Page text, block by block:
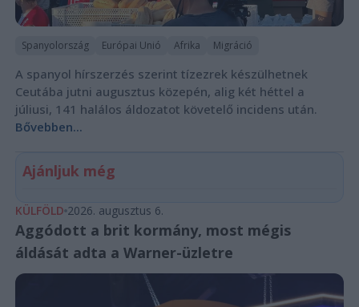
Spanyolország Európai Unió Afrika Migráció
A spanyol hírszerzés szerint tízezrek készülhetnek
Ceutába jutni augusztus közepén, alig két héttel a
júliusi, 141 halálos áldozatot követelő incidens után.
Bővebben...
Ajánljuk még
KÜLFÖLD 2026. augusztus 6.
Aggódott a brit kormány, most mégis
áldását adta a Warner-üzletre